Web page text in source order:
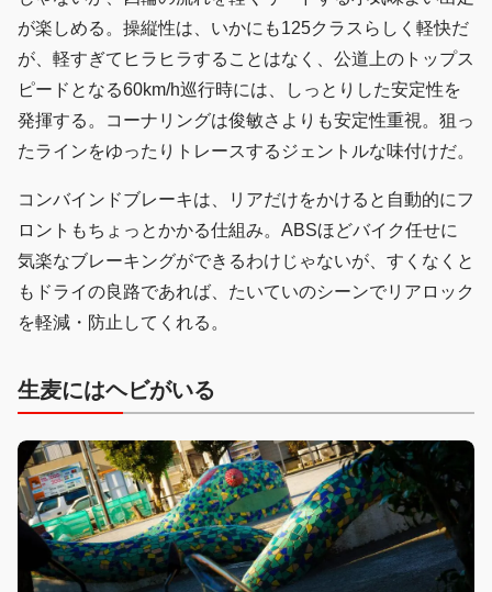
が楽しめる。操縦性は、いかにも125クラスらしく軽快だ
が、軽すぎてヒラヒラすることはなく、公道上のトップス
ピードとなる60km/h巡行時には、しっとりした安定性を
発揮する。コーナリングは俊敏さよりも安定性重視。狙っ
たラインをゆったりトレースするジェントルな味付けだ。
コンバインドブレーキは、リアだけをかけると自動的にフ
ロントもちょっとかかる仕組み。ABSほどバイク任せに
気楽なブレーキングができるわけじゃないが、すくなくと
もドライの良路であれば、たいていのシーンでリアロック
を軽減・防止してくれる。
生麦にはヘビがいる